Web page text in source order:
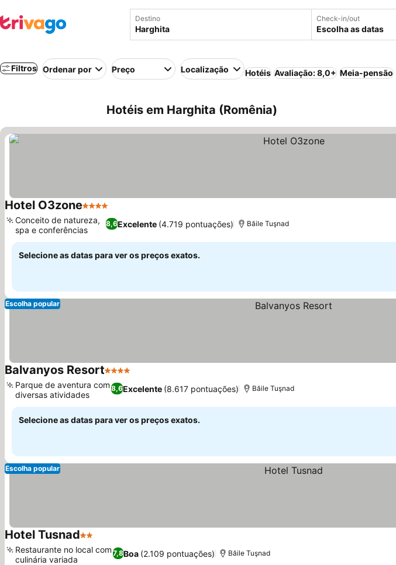
Destino Check-in/out
Escolha as datas
Filtros Ordenar por Preço Localização Hotéis Avaliação: 8,0+ Meia-pensão
Hotéis em Harghita (Romênia)
Hotel O3zone4 Estrelas
8,6Excelente (4.719 pontuações)
Conceito de natureza,
spa e conferências
Băile Tuşnad
Selecione as datas para ver os preços exatos.
Escolha popular
Balvanyos Resort4 Estrelas
8,6Excelente (8.617 pontuações)
Parque de aventura com
diversas atividades
Băile Tuşnad
Selecione as datas para ver os preços exatos.
Escolha popular
Hotel Tusnad2 Estrelas
7,8Boa (2.109 pontuações)
Restaurante no local com
culinária variada
Băile Tuşnad